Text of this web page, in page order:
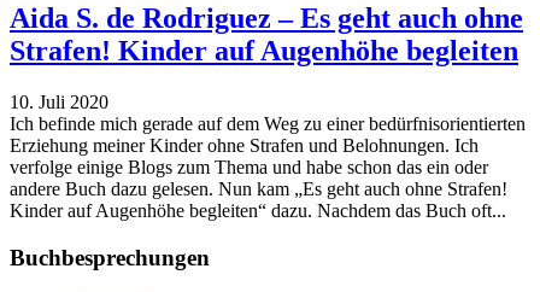
Aida S. de Rodriguez – Es geht auch ohne
Strafen! Kinder auf Augenhöhe begleiten
10. Juli 2020
Ich befinde mich gerade auf dem Weg zu einer bedürfnisorientierten
Erziehung meiner Kinder ohne Strafen und Belohnungen. Ich
verfolge einige Blogs zum Thema und habe schon das ein oder
andere Buch dazu gelesen. Nun kam „Es geht auch ohne Strafen!
Kinder auf Augenhöhe begleiten“ dazu. Nachdem das Buch oft...
Buchbesprechungen